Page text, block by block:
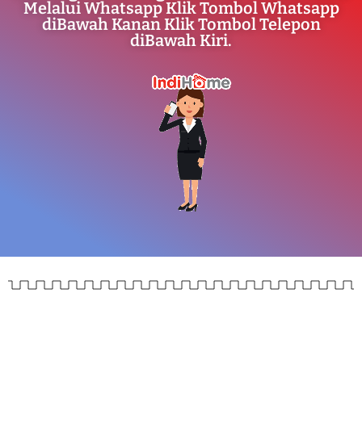
Melalui Whatsapp Klik Tombol Whatsapp
diBawah Kanan Klik Tombol Telepon
diBawah Kiri.